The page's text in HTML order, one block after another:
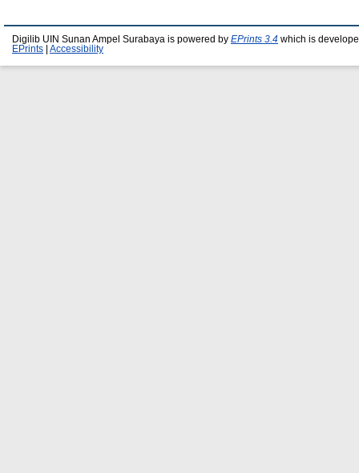
Digilib UIN Sunan Ampel Surabaya is powered by EPrints 3.4 which is
EPrints
Accessibility